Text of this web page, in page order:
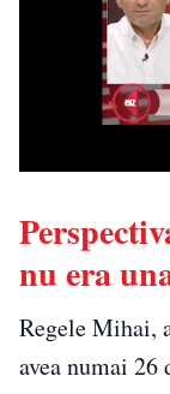
nu era
Regele Mihai,
avea numai 26